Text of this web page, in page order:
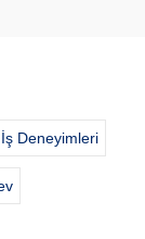
İş Deneyimleri